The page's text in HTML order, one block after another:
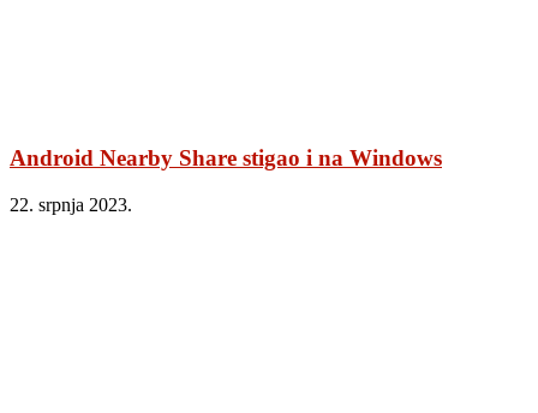
Android Nearby Share stigao i na Windows
22. srpnja 2023.